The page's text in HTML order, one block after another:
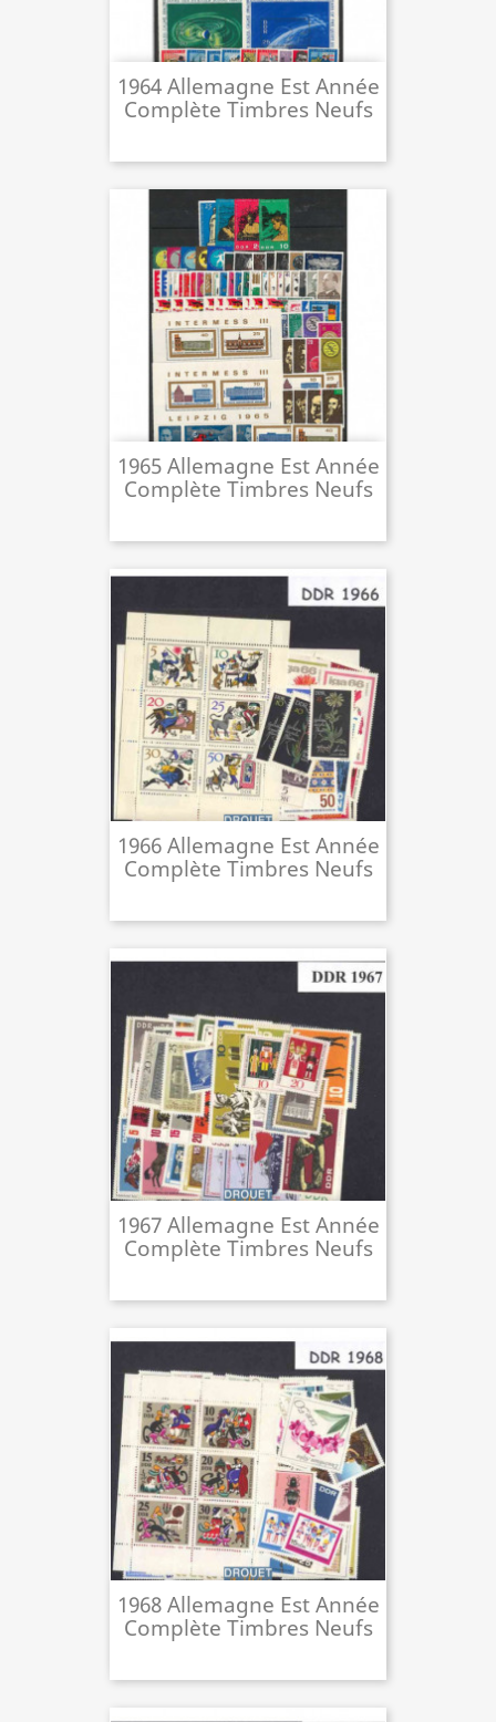
1964 Allemagne Est Année
Complète Timbres Neufs
1965 Allemagne Est Année
Complète Timbres Neufs
1966 Allemagne Est Année
Complète Timbres Neufs
1967 Allemagne Est Année
Complète Timbres Neufs
1968 Allemagne Est Année
Complète Timbres Neufs